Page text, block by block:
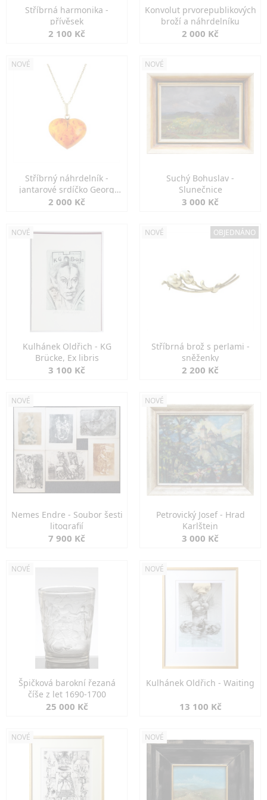
Stříbrná harmonika -
přívěsek
2 100 Kč
Konvolut prvorepublikových
broží a náhrdelníku
2 000 Kč
NOVÉ
Stříbrný náhrdelník -
jantarové srdíčko Georg
Kramer
2 000 Kč
NOVÉ
Suchý Bohuslav -
Slunečnice
3 000 Kč
NOVÉ
Kulhánek Oldřich - KG
Brücke, Ex libris
3 100 Kč
NOVÉ OBJEDNÁNO
Stříbrná brož s perlami -
sněženky
2 200 Kč
NOVÉ
Nemes Endre - Soubor šesti
litografií
7 900 Kč
NOVÉ
Petrovický Josef - Hrad
Karlštejn
3 000 Kč
NOVÉ
Špičková barokní řezaná
číše z let 1690-1700
25 000 Kč
NOVÉ
Kulhánek Oldřich - Waiting
13 100 Kč
NOVÉ NOVÉ